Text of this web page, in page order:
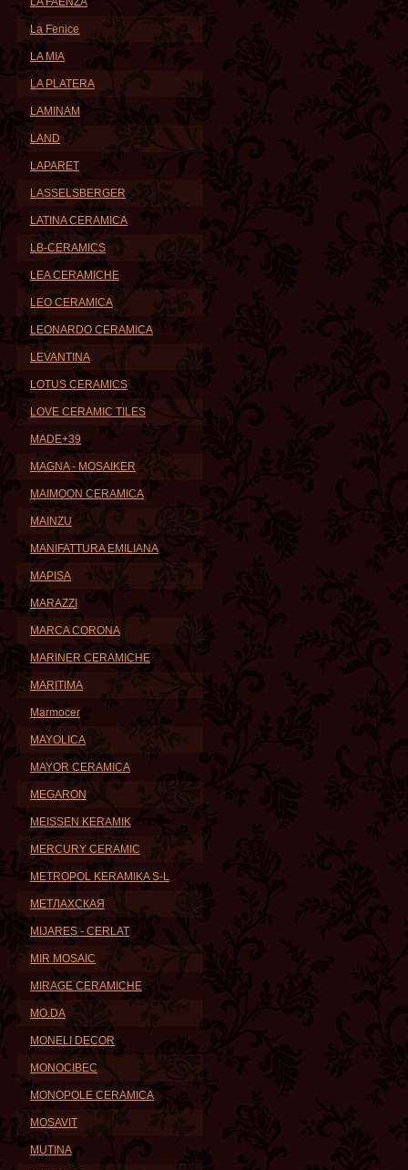
La Fenice
LA MIA
LA PLATERA
LAMINAM
LAND
LAPARET
LASSELSBERGER
LATINA CERAMICA
LB-CERAMICS
LEA CERAMICHE
LEO CERAMICA
LEONARDO CERAMICA
LEVANTINA
LOTUS CERAMICS
LOVE CERAMIC TILES
MADE+39
MAGNA - MOSAIKER
MAIMOON CERAMICA
MAINZU
MANIFATTURA EMILIANA
MAPISA
MARAZZI
MARCA CORONA
MARINER CERAMICHE
MARITIMA
Marmocer
MAYOLICA
MAYOR CERAMICA
MEGARON
MEISSEN KERAMIK
MERCURY CERAMIC
METROPOL KERAMIKA S-L
METЛАХСКАЯ
MIJARES - CERLAT
MIR MOSAIC
MIRAGE CERAMICHE
MO.DA
MONELI DECOR
MONOCIBEC
MONOPOLE CERAMICA
MOSAVIT
MUTINA